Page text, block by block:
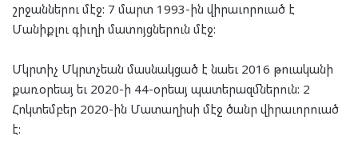
շրջաններու մէջ: 7 մարտ 1993-ին վիրաւորուած է
Մանիքլու գիւղի մատոյցներուն մէջ:
Մկրտիչ Մկրտչեան մասնակցած է նաեւ 2016 թուականի
քառօրեայ եւ 2020-ի 44-օրեայ պատերազմներուն: 2
Հոկտեմբեր 2020-ին Մատաղիսի մէջ ծանր վիրաւորուած
է: